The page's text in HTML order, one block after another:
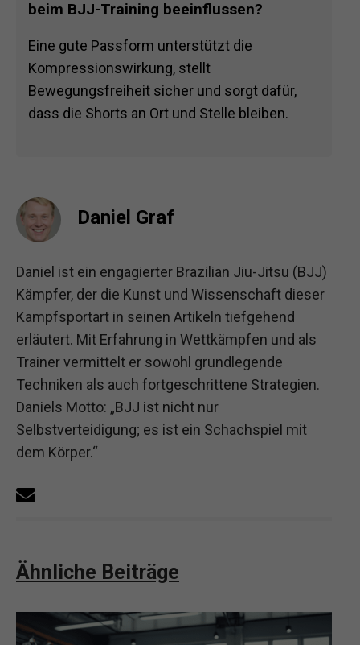
beim BJJ-Training beeinflussen?
Eine gute Passform unterstützt die
Kompressionswirkung, stellt
Bewegungsfreiheit sicher und sorgt dafür,
dass die Shorts an Ort und Stelle bleiben.
Daniel Graf
Daniel ist ein engagierter Brazilian Jiu-Jitsu (BJJ)
Kämpfer, der die Kunst und Wissenschaft dieser
Kampfsportart in seinen Artikeln tiefgehend
erläutert. Mit Erfahrung in Wettkämpfen und als
Trainer vermittelt er sowohl grundlegende
Techniken als auch fortgeschrittene Strategien.
Daniels Motto: „BJJ ist nicht nur
Selbstverteidigung; es ist ein Schachspiel mit
dem Körper.“
Ähnliche Beiträge